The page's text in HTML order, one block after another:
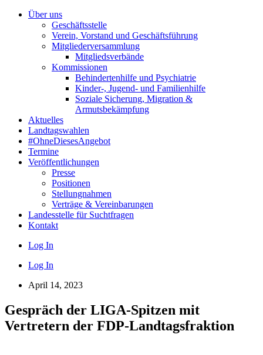
Über uns
Geschäftsstelle
Verein, Vorstand und Geschäftsführung
Mitgliederversammlung
Mitgliedsverbände
Kommissionen
Behindertenhilfe und Psychiatrie
Kinder-, Jugend- und Familienhilfe
Soziale Sicherung, Migration &
Armutsbekämpfung
Aktuelles
Landtagswahlen
#OhneDiesesAngebot
Termine
Veröffentlichungen
Presse
Positionen
Stellungnahmen
Verträge & Vereinbarungen
Landesstelle für Suchtfragen
Kontakt
Log In
Log In
April 14, 2023
Gespräch der LIGA-Spitzen mit
Vertretern der FDP-Landtagsfraktion